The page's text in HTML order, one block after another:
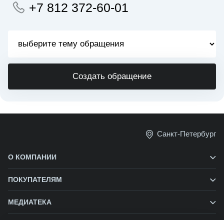
+7 812 372-60-01
Создать обращение
Санкт-Петербург
О КОМПАНИИ
ПОКУПАТЕЛЯМ
МЕДИАТЕКА